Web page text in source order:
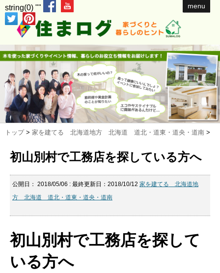
string(0) "" menu
トップ > 家を建てる 北海道地方 北海道 道北・道東・道央・道南 >
初山別村で工務店を探している方へ
公開日： 2018/05/06 : 最終更新日：2018/10/12 家を建てる 北海道地
方 北海道 道北・道東・道央・道南
初山別村で工務店を探して
いる方へ